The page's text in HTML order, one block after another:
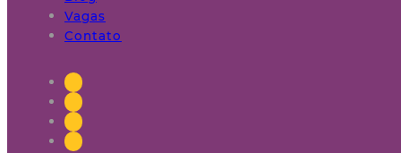
Vagas
Contato